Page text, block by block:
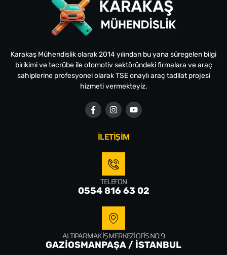
Karakaş Mühendislik olarak 2014 yılından bu yana süregelen bilgi
birikimi ve tecrübe ile otomotiv sektöründeki firmalara ve araç
sahiplerine profesyonel olarak TSE onaylı araç tadilat projesi
hizmeti vermekteyiz.
İLETİŞİM
TELEFON
0554 816 63 02
ALTIPARMAK İŞ MERKEZI OFIS NO: 9
GAZİOSMANPAŞA / İSTANBUL